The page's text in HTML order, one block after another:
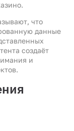
что
данные
создаёт
и